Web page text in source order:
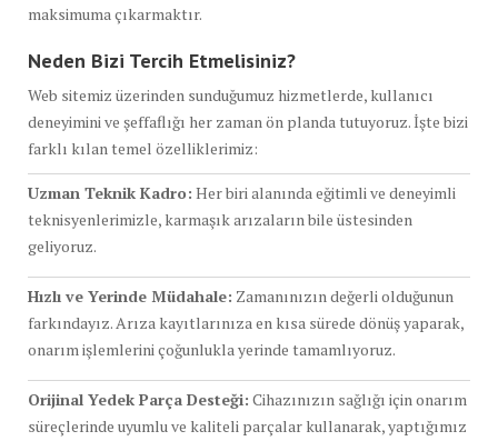
maksimuma çıkarmaktır.
Neden Bizi Tercih Etmelisiniz?
Web sitemiz üzerinden sunduğumuz hizmetlerde, kullanıcı
deneyimini ve şeffaflığı her zaman ön planda tutuyoruz. İşte bizi
farklı kılan temel özelliklerimiz:
Uzman Teknik Kadro: Her biri alanında eğitimli ve deneyimli
teknisyenlerimizle, karmaşık arızaların bile üstesinden
geliyoruz.
Hızlı ve Yerinde Müdahale: Zamanınızın değerli olduğunun
farkındayız. Arıza kayıtlarınıza en kısa sürede dönüş yaparak,
onarım işlemlerini çoğunlukla yerinde tamamlıyoruz.
Orijinal Yedek Parça Desteği: Cihazınızın sağlığı için onarım
süreçlerinde uyumlu ve kaliteli parçalar kullanarak, yaptığımız